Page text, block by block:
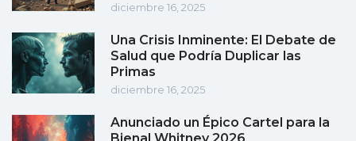
diciembre 16, 2025
Una Crisis Inminente: El Debate de
Salud que Podría Duplicar las
Primas
diciembre 16, 2025
Anunciado un Épico Cartel para la